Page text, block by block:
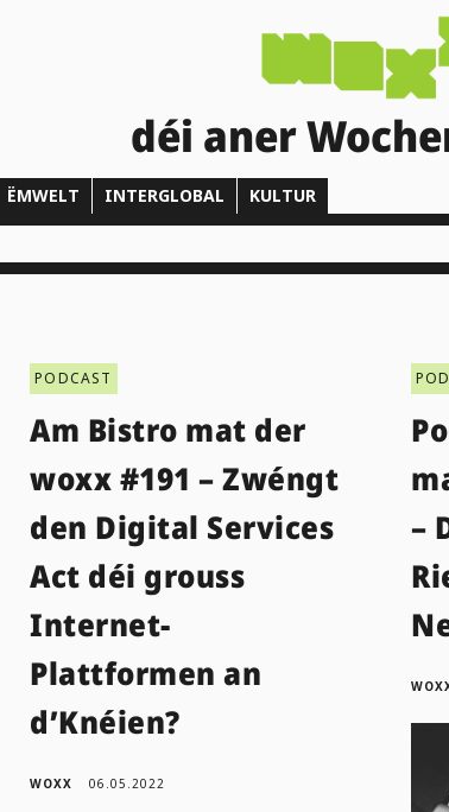
déi aner
ËMWELT INTERGLOBAL KULTUR
PODCAST
Am Bistro mat der
woxx #191 – Zwéngt
den Digital Services
Act déi grouss
Internet-
Plattformen an
d’Knéien?
WOXX 06.05.2022
–